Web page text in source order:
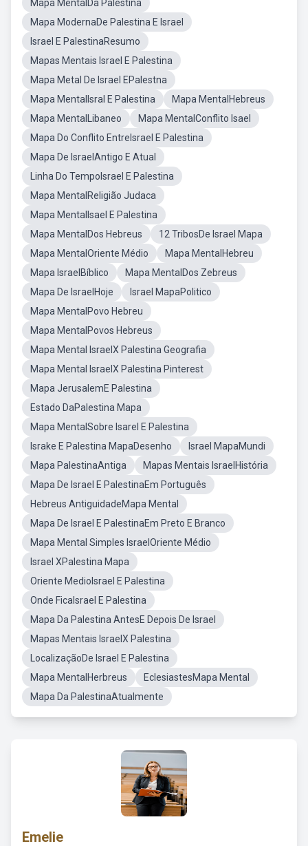
Mapa MentalDa Palestina
Mapa ModernaDe Palestina E Israel
Israel E PalestinaResumo
Mapas Mentais Israel E Palestina
Mapa Metal De Israel EPalestna
Mapa MentalIsral E Palestina
Mapa MentalHebreus
Mapa MentalLibaneo
Mapa MentalConflito Isael
Mapa Do Conflito EntreIsrael E Palestina
Mapa De IsraelAntigo E Atual
Linha Do TempoIsrael E Palestina
Mapa MentalReligião Judaca
Mapa MentalIsael E Palestina
Mapa MentalDos Hebreus
12 TribosDe Israel Mapa
Mapa MentalOriente Médio
Mapa MentalHebreu
Mapa IsraelBíblico
Mapa MentalDos Zebreus
Mapa De IsraelHoje
Israel MapaPolitico
Mapa MentalPovo Hebreu
Mapa MentalPovos Hebreus
Mapa Mental IsraelX Palestina Geografia
Mapa Mental IsraelX Palestina Pinterest
Mapa JerusalemE Palestina
Estado DaPalestina Mapa
Mapa MentalSobre Isarel E Palestina
Israke E Palestina MapaDesenho
Israel MapaMundi
Mapa PalestinaAntiga
Mapas Mentais IsraelHistória
Mapa De Israel E PalestinaEm Português
Hebreus AntiguidadeMapa Mental
Mapa De Israel E PalestinaEm Preto E Branco
Mapa Mental Simples IsraelOriente Médio
Israel XPalestina Mapa
Oriente MedioIsrael E Palestina
Onde FicaIsrael E Palestina
Mapa Da Palestina AntesE Depois De Israel
Mapas Mentais IsraelX Palestina
LocalizaçãoDe Israel E Palestina
Mapa MentalHerbreus
EclesiastesMapa Mental
Mapa Da PalestinaAtualmente
Emelie